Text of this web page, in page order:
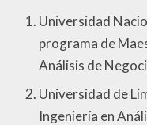
Universidad
programa de
Análisis de
Universidad de
Ingeniería en